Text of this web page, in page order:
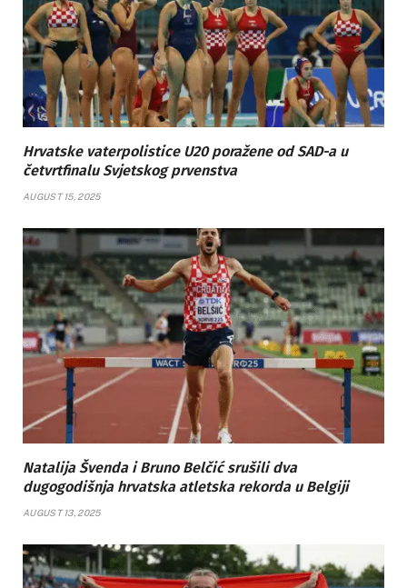
Hrvatske vaterpolistice U20 poražene od SAD-a u
četvrtfinalu Svjetskog prvenstva
AUGUST 15, 2025
Natalija Švenda i Bruno Belčić srušili dva
dugogodišnja hrvatska atletska rekorda u Belgiji
AUGUST 13, 2025